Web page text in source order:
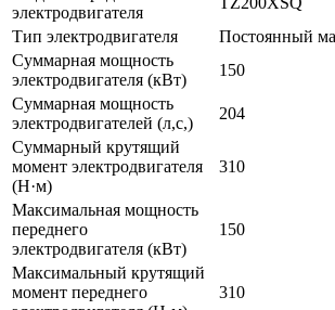
электродвигателя
Тип электродвигателя
Постоянный
Суммарная мощность
электродвигателя (кВт)
150
Суммарная мощность
электродвигателей (л,с,)
204
Суммарный крутящий
момент электродвигателя
(Н·м)
310
Максимальная мощность
переднего
электродвигателя (кВт)
150
Максимальный крутящий
момент переднего
310